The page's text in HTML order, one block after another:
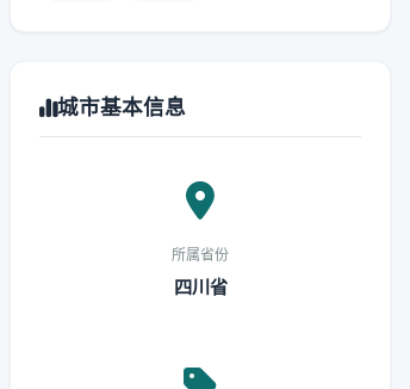
城市基本信息
所属省份
四川省